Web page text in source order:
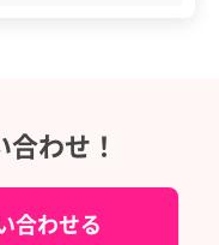
わせ！
合わせる